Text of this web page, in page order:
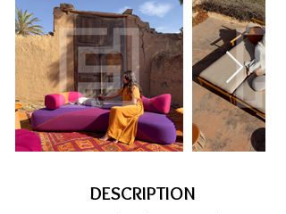
DESCRIPTION